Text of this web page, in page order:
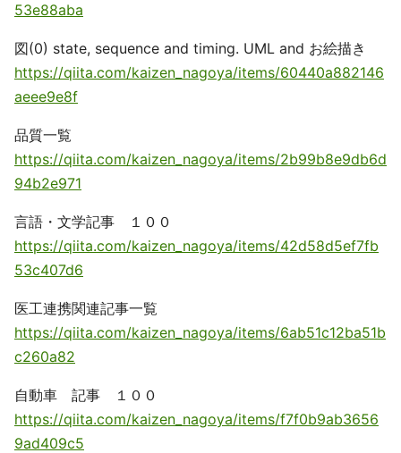
53e88aba
図(0) state, sequence and timing. UML and お絵描き
https://qiita.com/kaizen_nagoya/items/60440a882146
aeee9e8f
品質一覧
https://qiita.com/kaizen_nagoya/items/2b99b8e9db6d
94b2e971
言語・文学記事 １００
https://qiita.com/kaizen_nagoya/items/42d58d5ef7fb
53c407d6
医工連携関連記事一覧
https://qiita.com/kaizen_nagoya/items/6ab51c12ba51b
c260a82
自動車 記事 １００
https://qiita.com/kaizen_nagoya/items/f7f0b9ab3656
9ad409c5